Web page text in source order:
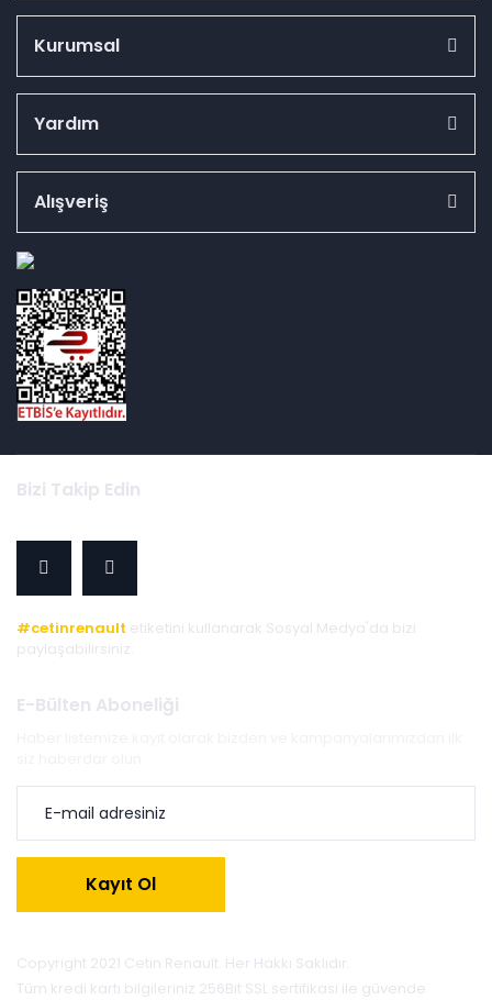
Kurumsal
Yardım
Alışveriş
Bizi Takip Edin
#cetinrenault etiketini kullanarak Sosyal Medya'da bizi
paylaşabilirsiniz.
E-Bülten Aboneliği
Kayıt Ol
Copyright 2021 Cetin Renault. Her Hakkı Saklıdır.
Tüm kredi kartı bilgileriniz 256Bit SSL sertifikası ile güvende.